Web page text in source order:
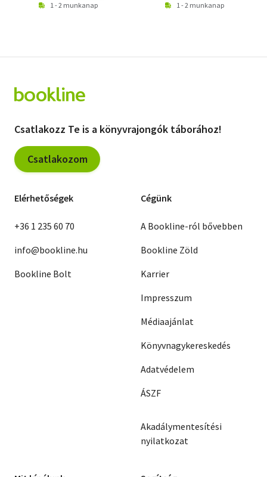
1 - 2 munkanap 1 - 2 munkanap
Csatlakozz Te is a könyvrajongók táborához!
Csatlakozom
Elérhetőségek
+36 1 235 60 70
info@bookline.hu
Bookline Bolt
Cégünk
A Bookline-ról bővebben
Bookline Zöld
Karrier
Impresszum
Médiaajánlat
Könyvnagykereskedés
Adatvédelem
ÁSZF
Akadálymentesítési
nyilatkozat